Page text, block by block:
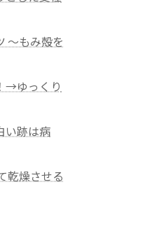
～もみ殻を
→ゆっくり
い跡は病
乾燥させる